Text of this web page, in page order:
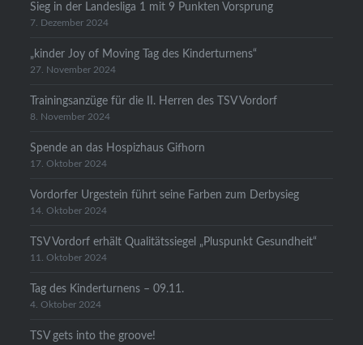
Sieg in der Landesliga 1 mit 9 Punkten Vorsprung
7. Dezember 2024
„kinder Joy of Moving Tag des Kinderturnens“
27. November 2024
Trainingsanzüge für die II. Herren des TSV Vordorf
8. November 2024
Spende an das Hospizhaus Gifhorn
17. Oktober 2024
Vordorfer Urgestein führt seine Farben zum Derbysieg
14. Oktober 2024
TSV Vordorf erhält Qualitätssiegel „Pluspunkt Gesundheit“
11. Oktober 2024
Tag des Kinderturnens – 09.11.
4. Oktober 2024
TSV gets into the groove!